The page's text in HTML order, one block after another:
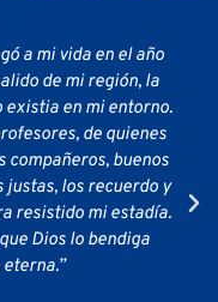
a mi vida en el año
de mi región, la
existia en mi entorno.
de quienes
compañeros, buenos
justas, los recuerdo y
resistido mi estadía.
Dios lo bendiga